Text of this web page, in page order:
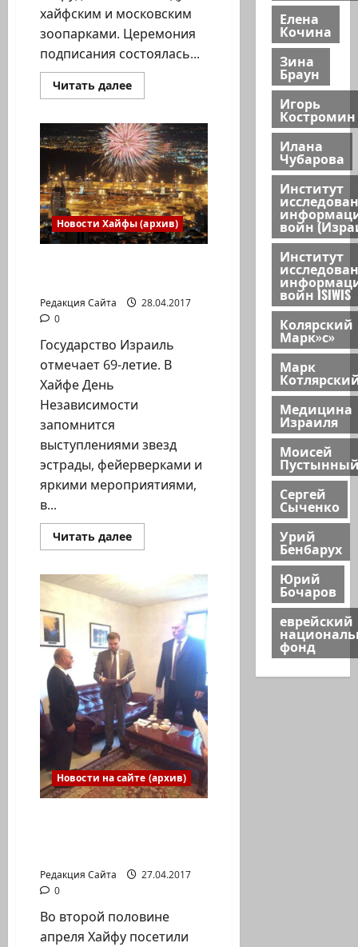
хайфским и московским
зоопарками. Церемония
подписания состоялась...
Читать далееПрочитать
больше
и
Москва
подружились
зоопарками
Новости Хайфы (архив)
Редакция Сайта
28.04.2017
0
Государство Израиль
отмечает 69-летие. В
Хайфе День
Независимости
запомнится
выступлениями звезд
эстрады, фейерверками и
яркими мероприятиями,
в...
Читать далееПрочитать
больше
Независимости
в
Хайфе
Новости на сайте (архив)
Редакция Сайта
27.04.2017
0
Во второй половине
апреля Хайфу посетили
Елена
Кочина
Зина
Браун
Игорь
Костромин
Илана
Чубарова
Институт
войн
Институт
войн ISIWIS
Колярский
Марк»с»
Марк
Медицина
Израиля
Моисей
Сергей
Сыченко
Урий
Бенбарух
Юрий
Бочаров
еврейский
фонд